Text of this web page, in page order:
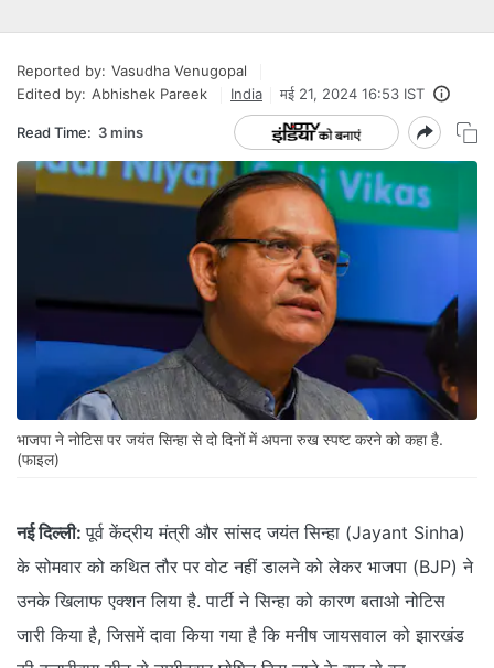
Reported by: Vasudha Venugopal
Edited by: Abhishek Pareek India मई 21, 2024 16:53 IST
Read Time: 3 mins
भाजपा ने नोटिस पर जयंत सिन्हा से दो दिनों में अपना रुख स्पष्ट करने को कहा है.
(फाइल)
नई दिल्ली: पूर्व केंद्रीय मंत्री और सांसद जयंत सिन्हा (Jayant Sinha)
के सोमवार को कथित तौर पर वोट नहीं डालने को लेकर भाजपा (BJP) ने
उनके खिलाफ एक्‍शन लिया है. पार्टी ने सिन्‍हा को कारण बताओ नोटिस
जारी किया है, जिसमें दावा किया गया है कि मनीष जायसवाल को झारखंड